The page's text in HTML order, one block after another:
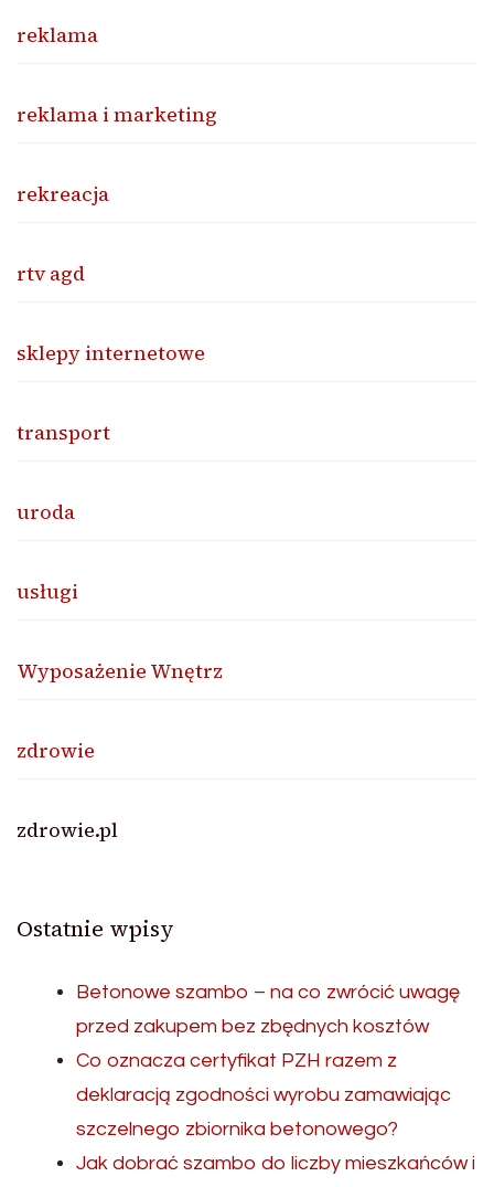
reklama
reklama i marketing
rekreacja
rtv agd
sklepy internetowe
transport
uroda
usługi
Wyposażenie Wnętrz
zdrowie
zdrowie.pl
Ostatnie wpisy
Betonowe szambo – na co zwrócić uwagę
przed zakupem bez zbędnych kosztów
Co oznacza certyfikat PZH razem z
deklaracją zgodności wyrobu zamawiając
szczelnego zbiornika betonowego?
Jak dobrać szambo do liczby mieszkańców i